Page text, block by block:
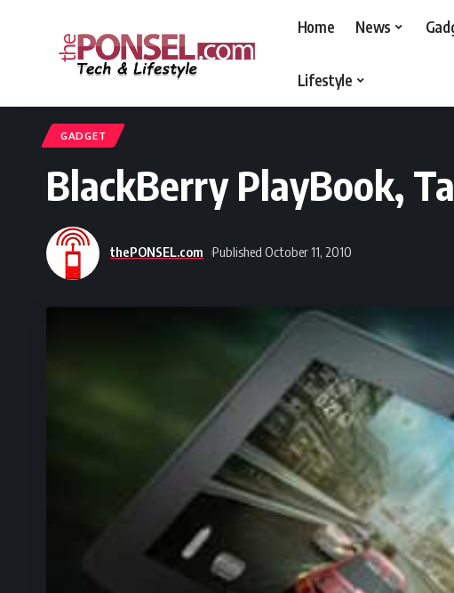
Home News
Lifestyle
GADGET
BlackBerry PlayBook,
thePONSEL.com Published October 11, 2010